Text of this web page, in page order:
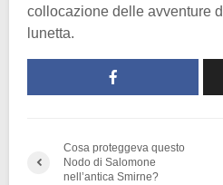
collocazione delle avventure
lunetta.
Cosa proteggeva questo
Nodo di Salomone
nell’antica Smirne?